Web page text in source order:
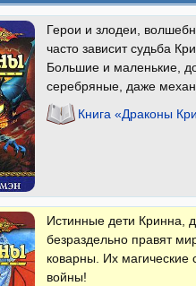
Герои и злодеи,
часто зависит судьба
Большие и маленькие,
серебряные, даже
Книга «Драконы
Истинные дети Кринна,
безраздельно правят
коварны. Их магические
войны!